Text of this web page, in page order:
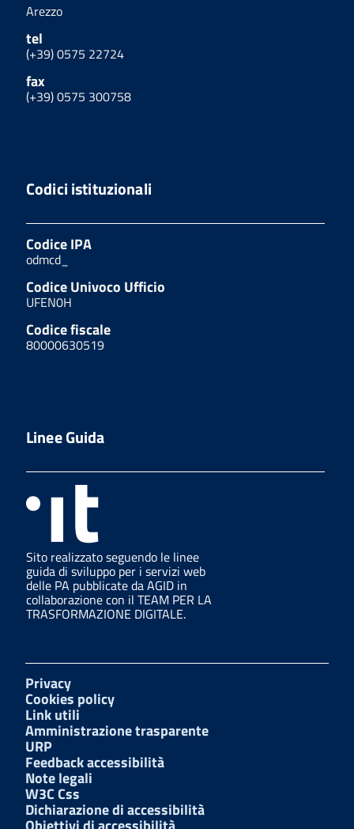
Arezzo
tel
(+39) 0575 22724
fax
(+39) 0575 300758
Codici istituzionali
Codice IPA
odmcd_
Codice Univoco Ufficio
UFEN0H
Codice fiscale
80000630519
Linee Guida
Sito realizzato seguendo le linee
guida di sviluppo per i servizi web
delle PA pubblicate da AGID in
collaborazione con il TEAM PER LA
TRASFORMAZIONE DIGITALE.
Privacy
Cookies policy
Link utili
Amministrazione trasparente
URP
Feedback accessibilità
Note legali
W3C Css
Dichiarazione di accessibilità